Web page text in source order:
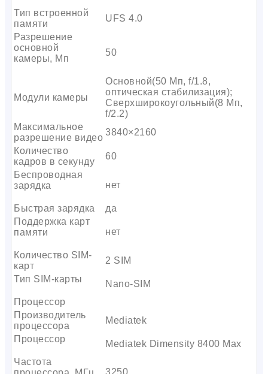
Тип встроенной
памяти
UFS 4.0
Разрешение
основной
камеры, Мп
50
Модули камеры
Основной(50 Мп, f/1.8,
оптическая стабилизация);
Сверхширокоугольный(8 Мп,
f/2.2)
Максимальное
разрешение видео
3840×2160
Количество
кадров в секунду
60
Беспроводная
зарядка
нет
Быстрая зарядка
да
Поддержка карт
памяти
нет
Количество SIM-
карт
2 SIM
Тип SIM-карты
Nano-SIM
Процессор
Производитель
процессора
Mediatek
Процессор
Mediatek Dimensity 8400 Max
Частота
3250